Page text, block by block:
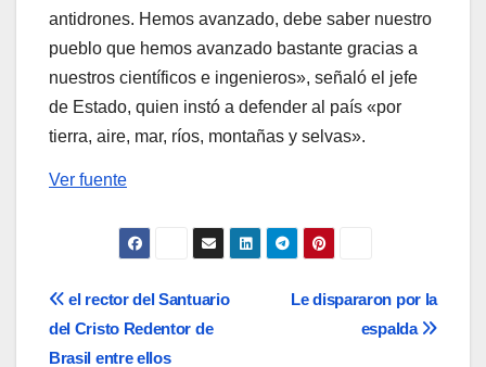
antidrones. Hemos avanzado, debe saber nuestro
pueblo que hemos avanzado bastante gracias a
nuestros científicos e ingenieros», señaló el jefe
de Estado, quien instó a defender al país «por
tierra, aire, mar, ríos, montañas y selvas».
Ver fuente
Navegación
de
Le dispararon por la
espalda
el rector del Santuario
del Cristo Redentor de
Brasil entre ellos